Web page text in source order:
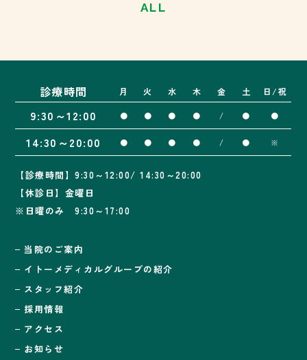
ALL
診療時間 月 火 水 木 金 土 日/祝
9:30～12:00 ● ● ● ● / ● ●
14:30～20:00 ● ● ● ● / ● ※
【診療時間】9:30～12:00/ 14:30～20:00
【休診日】金曜日
※日曜のみ 9:30～17:00
当院のご案内
イトーメディカルグループの紹介
スタッフ紹介
採用情報
アクセス
お知らせ